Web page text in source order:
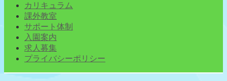
カリキュラム
課外教室
サポート体制
入園案内
求人募集
プライバシーポリシー